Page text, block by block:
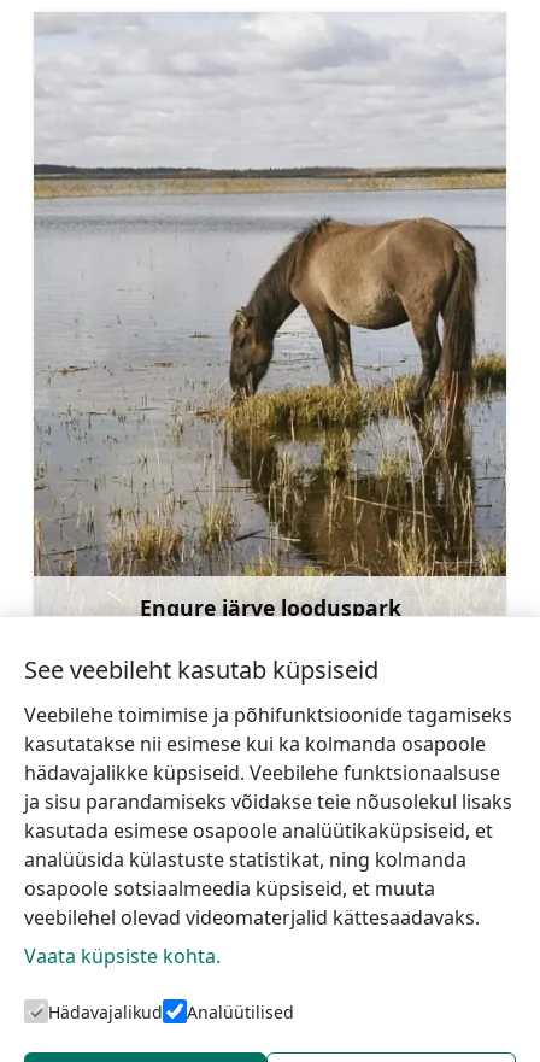
Engure järve looduspark
Rohkem teavet
←Autode näitus
Draudzība
Vaate torn Mērsraga
majakas juures→
Talsi turismiinfokeskus
See veebileht kasutab küpsiseid
Veebilehe toimimise ja põhifunktsioonide tagamiseks
kasutatakse nii esimese kui ka kolmanda osapoole
hädavajalikke küpsiseid. Veebilehe funktsionaalsuse
ja sisu parandamiseks võidakse teie nõusolekul lisaks
kasutada esimese osapoole analüütikaküpsiseid, et
analüüsida külastuste statistikat, ning kolmanda
osapoole sotsiaalmeedia küpsiseid, et muuta
veebilehel olevad videomaterjalid kättesaadavaks.
Vaata küpsiste kohta.
Hädavajalikud Analüütilised